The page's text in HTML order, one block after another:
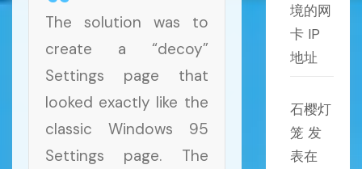
The solution was to
create a “decoy”
Settings page that
looked exactly like the
classic Windows 95
Settings page. The
境的网
卡 IP
地址
石樱灯
笼发
表在